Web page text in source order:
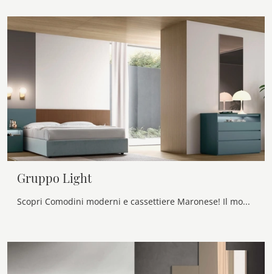
Gruppo Light
Scopri Comodini moderni e cassettiere Maronese! Il modello Gruppo Light costruito in laccato opaco è l'acquisto perfetto.